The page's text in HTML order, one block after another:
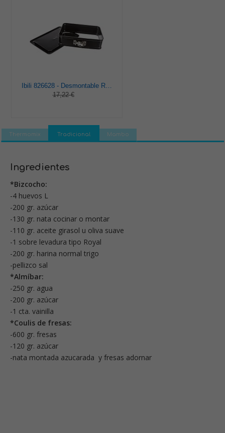
Ibili 826628 - Desmontable Rectang.Con Base Extra 28X18
17,22 €
Thermomix Tradicional Mambo
Ingredientes
*Bizcocho:
-4 huevos L
-200 gr. azúcar
-130 gr. nata cocinar o montar
-110 gr. aceite girasol u oliva suave
-1 sobre levadura tipo Royal
-200 gr. harina normal trigo
-pellizco sal
*Almíbar:
-250 gr. agua
-200 gr. azúcar
-1 cta. vainilla
*Coulis de fresas:
-600 gr. fresas
-120 gr. azúcar
-nata montada azucarada y fresas adornar